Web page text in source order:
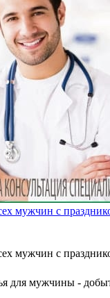
мужчин с
мужчин с
для мужчины -